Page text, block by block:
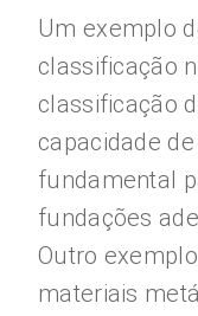
Um exemplo
classificação
classificação
capacidade
fundamental
fundações
Outro
materiais